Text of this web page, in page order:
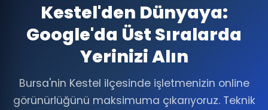
Kestel'den Dünyaya:
Google'da Üst Sıralarda
Yerinizi Alın
Bursa'nin Kestel ilçesinde işletmenizin online
görünürlüğünü maksimuma çıkarıyoruz. Teknik